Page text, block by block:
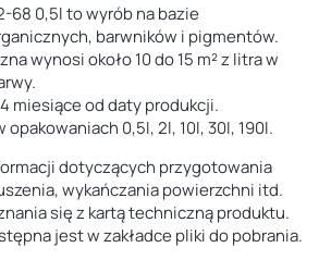
68 0,5l to wyrób na bazie
barwników i pigmentów.
wynosi około 10 do 15 m² z litra w
miesiące od daty produkcji.
0,5l, 2l, 10l, 30l, 190l.
dotyczących przygotowania
wykańczania powierzchni itd.
się z kartą techniczną produktu.
jest w zakładce pliki do pobrania.